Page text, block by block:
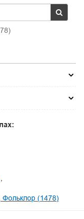
(1478)